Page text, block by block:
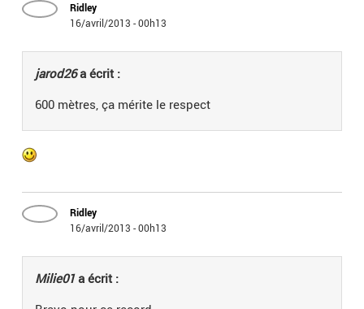
Ridley
16/avril/2013 - 00h13
jarod26a écrit :
600 mètres, ça mérite le respect
Ridley
16/avril/2013 - 00h13
Milie01a écrit :